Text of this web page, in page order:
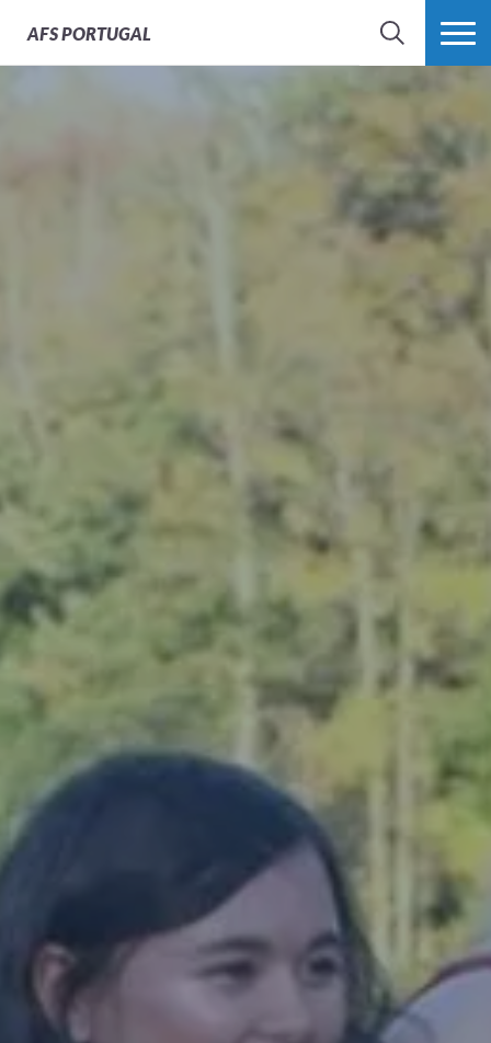
AFSPORTUGAL
SEARCH VER MAIS